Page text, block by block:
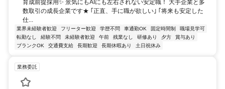
育成前提採用✨ 景気にもAIにも左右されない安定職！ 大手企業と多
数取引の成長企業です★ ｢正直、手に職が欲しい｣ ｢将来も安定した
仕...
業界未経験者歓迎 フリーター歓迎 学歴不問 車通勤OK 固定時間制
職場見学可
転勤なし
経験不問 未経験者歓迎 午前 残業なし 研修あり 夕方
賞与あり
ブランクOK
交通費支給 長期歓迎 長期休暇あり 土日祝休み
業務委託